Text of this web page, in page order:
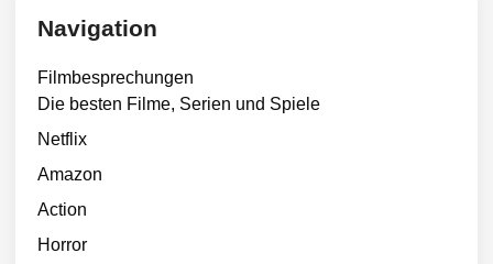
Navigation
Filmbesprechungen
Die besten Filme, Serien und Spiele
Netflix
Amazon
Action
Horror